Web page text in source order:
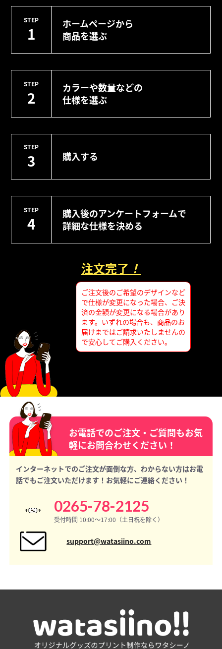
STEP
1
ホームページから
商品を選ぶ
STEP
2
カラーや数量などの
仕様を選ぶ
STEP
3 購入する
STEP
4
購入後のアンケートフォームで
詳細な仕様を決める
注文完了 ！
ご注文後のご希望のデザインなど
で仕様が変更になった場合、ご決
済の金額が変更になる場合があり
ます。いずれの場合も、商品のお
届けまではご請求いたしませんの
で安心してご購入ください。
お電話でのご注文・ご質問もお気
軽にお問合わせください！
インターネットでのご注文が面倒な方、わからない方はお電
話でもご注文いただけます！お気軽にご連絡ください！
0265-78-2125
受付時間 10:00〜17:00（土日祝を除く）
support@watasiino.com